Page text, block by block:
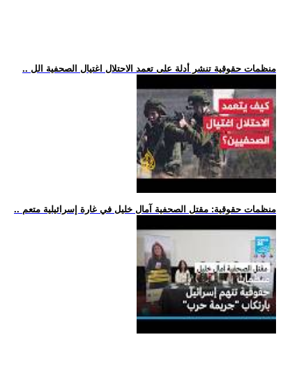
.. منظمات حقوقية تنشر أدلة على تعمد الاحتلال اغتيال الصحفية الل
.. منظمات حقوقية: مقتل الصحفية آمال خليل في غارة إسرائيلية متعم